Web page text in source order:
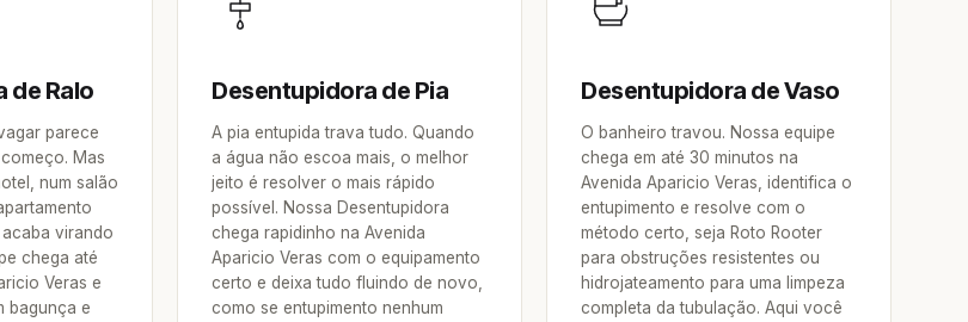
de Ralo
parece
Mas
num salão
virando
chega até
Veras e
bagunça e
Desentupidora de Pia
A pia entupida trava tudo. Quando
a água não escoa mais, o melhor
jeito é resolver o mais rápido
possível. Nossa Desentupidora
chega rapidinho na Avenida
Aparicio Veras com o equipamento
certo e deixa tudo fluindo de novo,
como se entupimento nenhum
Desentupidora de Vaso
O banheiro travou. Nossa equipe
chega em até 30 minutos na
Avenida Aparicio Veras, identifica o
entupimento e resolve com o
método certo, seja Roto Rooter
para obstruções resistentes ou
hidrojateamento para uma limpeza
completa da tubulação. Aqui você